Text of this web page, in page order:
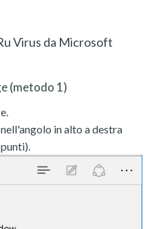
Virus da Microsoft
(metodo 1)
in alto a destra